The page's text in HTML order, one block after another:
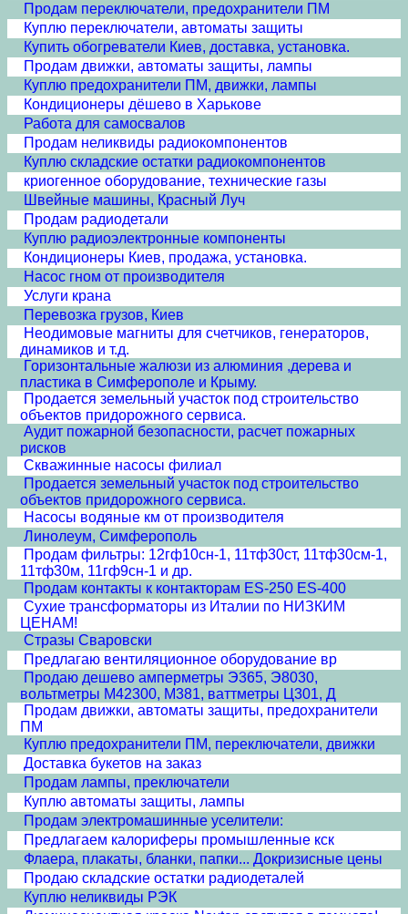
Продам переключатели, предохранители ПМ
Куплю переключатели, автоматы защиты
Купить обогреватели Киев, доставка, установка.
Продам движки, автоматы защиты, лампы
Куплю предохранители ПМ, движки, лампы
Кондиционеры дёшево в Харькове
Работа для самосвалов
Продам неликвиды радиокомпонентов
Куплю складские остатки радиокомпонентов
криогенное оборудование, технические газы
Швейные машины, Красный Луч
Продам радиодетали
Куплю радиоэлектронные компоненты
Кондиционеры Киев, продажа, установка.
Насос гном от производителя
Услуги крана
Перевозка грузов, Киев
Неодимовые магниты для счетчиков, генераторов,
динамиков и т.д.
Горизонтальные жалюзи из алюминия ,дерева и
пластика в Симферополе и Крыму.
Продается земельный участок под строительство
объектов придорожного сервиса.
Аудит пожарной безопасности, расчет пожарных
рисков
Скважинные насосы филиал
Продается земельный участок под строительство
объектов придорожного сервиса.
Насосы водяные км от производителя
Линолеум, Симферополь
Продам фильтры: 12гф10сн-1, 11тф30ст, 11тф30см-1,
11тф30м, 11гф9сн-1 и др.
Продам контакты к контакторам ES-250 ES-400
Сухие трансформаторы из Италии по НИЗКИМ
ЦЕНАМ!
Стразы Сваровски
Предлагаю вентиляционное оборудование вр
Продаю дешево амперметры Э365, Э8030,
вольтметры М42300, М381, ваттметры Ц301, Д
Продам движки, автоматы защиты, предохранители
ПМ
Куплю предохранители ПМ, переключатели, движки
Доставка букетов на заказ
Продам лампы, преключатели
Куплю автоматы защиты, лампы
Продам электромашинные уселители:
Предлагаем калориферы промышленные кск
Флаера, плакаты, бланки, папки... Докризисные цены
Продаю складские остатки радиодеталей
Куплю неликвиды РЭК